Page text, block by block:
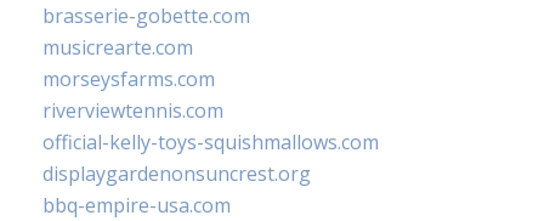
brasserie-gobette.com
musicrearte.com
morseysfarms.com
riverviewtennis.com
official-kelly-toys-squishmallows.com
displaygardenonsuncrest.org
bbq-empire-usa.com